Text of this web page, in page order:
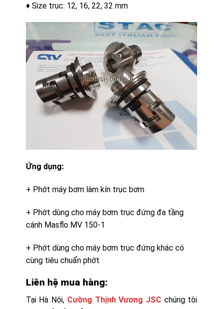
♦ Size trục: 12, 16, 22, 32 mm
Ứng dụng:
+ Phớt máy bơm làm kín trục bơm
+ Phớt dùng cho máy bơm trục đứng đa tầng
cánh Masflo MV 150-1
+ Phớt dùng cho máy bơm trục đứng khác có
cùng tiêu chuẩn phớt
Liên hệ mua hàng:
Tại Hà Nội, Cường Thịnh Vương JSC chúng tôi